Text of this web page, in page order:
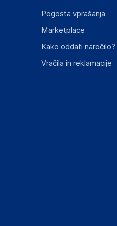
Pogosta vprašanja
Marketplace
Kako oddati naročilo?
Vračila in reklamacije